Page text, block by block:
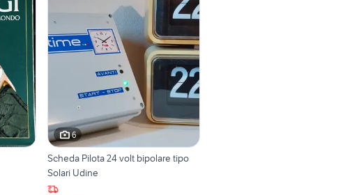
6
Scheda Pilota 24 volt bipolare tipo
Solari Udine